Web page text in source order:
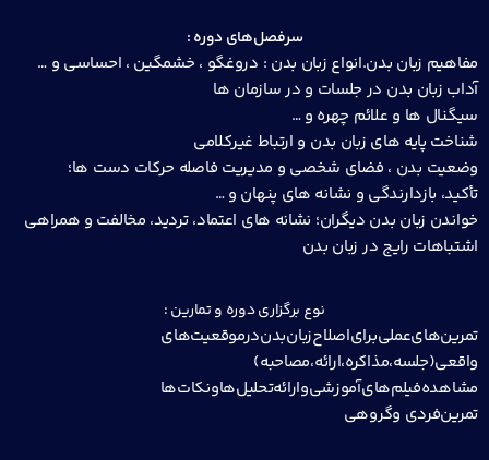
سرفصل‌های دوره :
مفاهیم زبان بدن.انواع زبان بدن : دروغگو ، خشمگین ، احساسی و …
آداب زبان بدن در جلسات و در سازمان ها
سیگنال ها و علائم چهره و …
شناخت پایه های زبان بدن و ارتباط غیرکلامی
وضعیت بدن ، فضای شخصی و مدیریت فاصله حرکات دست ها؛
تأکید، بازدارندگی و نشانه های پنهان و …
خواندن زبان بدن دیگران؛ نشانه های اعتماد، تردید، مخالفت و همراهی
اشتباهات رایج در زبان بدن
نوع برگزاری دوره و تمارین :
تمرین‌های‌عملی‌برای‌اصلاح‌زبان‌بدن‌در‌موقعیت‌های
واقعی(جلسه‌،مذاکره‌،ارائه‌،مصاحبه)
مشاهده‌فیلم‌های‌آموزشی‌و‌ارائه‌تحلیل‌ها‌و‌نکات‌ها‌
تمرین‌فردی ‌و‌گروهی